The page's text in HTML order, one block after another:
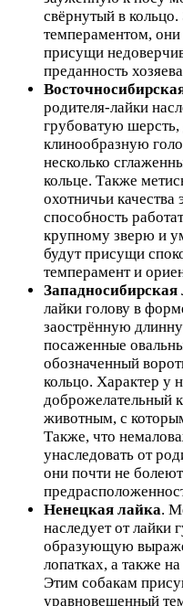
свёрнутый в
темпераментом,
присущи
преданность
родителя-лайки
грубоватую
клинообразную
несколько
кольце. Также
охотничьи качества
способность
крупному зверю и
будут присущи
темперамент и
Западносибирская
лайки голову в
заострённую
посаженные
обозначенный
кольцо. Характер у
доброжелательный
животным, с
Также, что
унаследовать от
они почти не
Ненецкая лайка.
наследует от лайки
образующую
лопатках, а также
Этим собакам
уравновешенный